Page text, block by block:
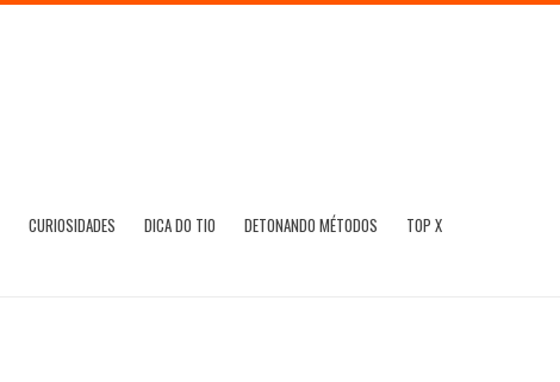
CURIOSIDADES DICA DO TIO DETONANDO MÉTODOS TOP X